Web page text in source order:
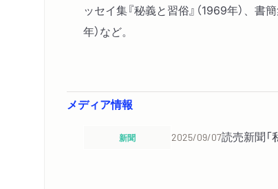
ッセイ集『秘義と習俗』（1969年）、書
年）など。
メディア情報
新聞 2025/09/07読売新聞「